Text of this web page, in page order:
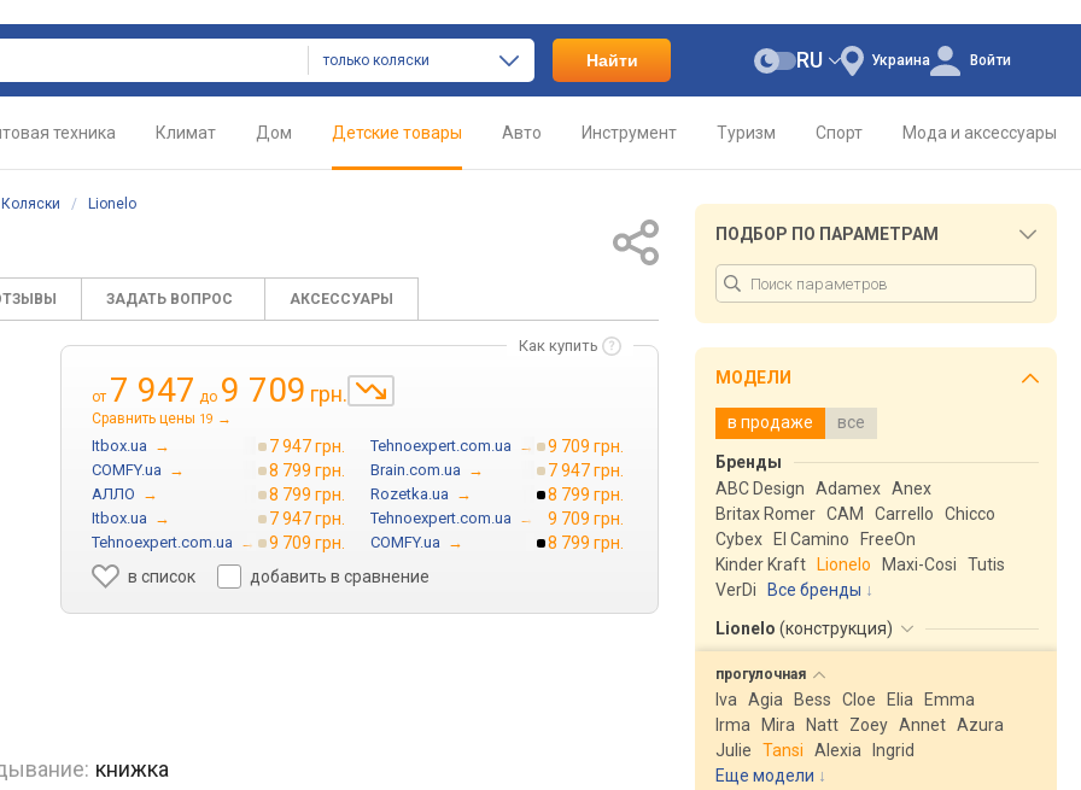
только коляски Найти Украина
RU Войти
техника Климат Дом Детские товары Авто Инструмент Туризм Спорт Мода и аксессуары
Коляски / Lionelo
ЗАДАТЬ ВОПРОС АКСЕССУАРЫ
Как купить
от 7 947 до 9 709 грн.
Сравнить цены 19 →
Itbox.ua → 7 947 грн. Tehnoexpert.com.ua → 9 709 грн.
COMFY.ua → 8 799 грн. Brain.com.ua → 7 947 грн.
АЛЛО → 8 799 грн. Rozetka.ua → 8 799 грн.
Itbox.ua → 7 947 грн. Tehnoexpert.com.ua → 9 709 грн.
Tehnoexpert.com.ua → 9 709 грн. COMFY.ua →
8 799 грн.
в список
добавить в сравнение
книжка
ПОДБОР ПО ПАРАМЕТРАМ
МОДЕЛИ
в продаже все
Бренды
ABC Design
Adamex Anex
Britax Romer CAM Carrello
Chicco
Cybex
El Camino
FreeOn
Kinder Kraft
Lionelo Maxi-Cosi
Tutis
VerDi
Все бренды
Lionelo (конструкция)
прогулочная
Iva Agia Bess Cloe Elia
Emma
Irma
Mira Natt Zoey Annet Azura
Julie
Tansi Alexia
Ingrid
Еще модели ↓